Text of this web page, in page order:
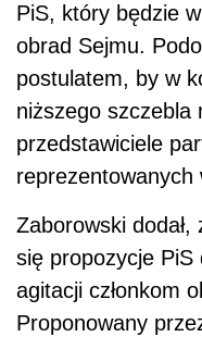
PiS, który będzie
obrad Sejmu.
postulatem, by w
niższego szczebla
przedstawiciele
reprezentowanych
Zaborowski
się propozycje PiS
agitacji członkom
Proponowany